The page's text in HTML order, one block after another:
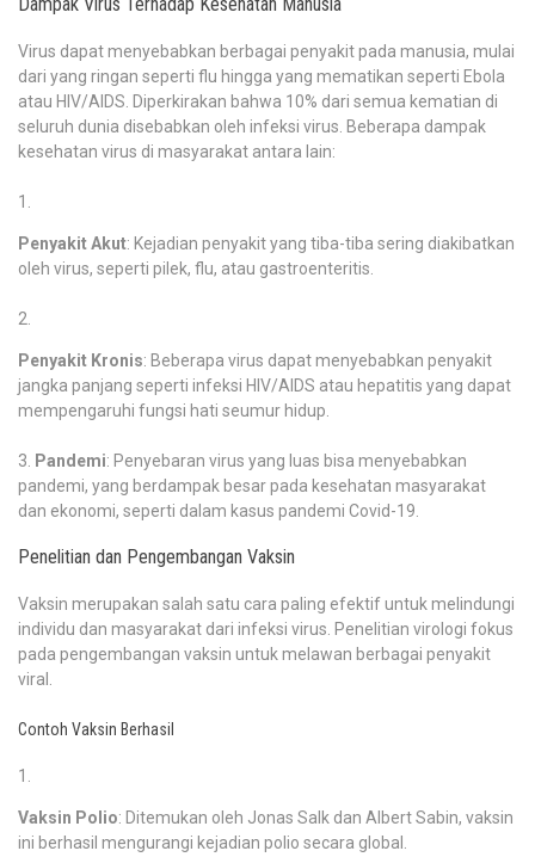
Dampak Virus Terhadap Kesehatan Manusia
Virus dapat menyebabkan berbagai penyakit pada manusia, mulai
dari yang ringan seperti flu hingga yang mematikan seperti Ebola
atau HIV/AIDS. Diperkirakan bahwa 10% dari semua kematian di
seluruh dunia disebabkan oleh infeksi virus. Beberapa dampak
kesehatan virus di masyarakat antara lain:
Penyakit Akut: Kejadian penyakit yang tiba-tiba sering diakibatkan
oleh virus, seperti pilek, flu, atau gastroenteritis.
Penyakit Kronis: Beberapa virus dapat menyebabkan penyakit
jangka panjang seperti infeksi HIV/AIDS atau hepatitis yang dapat
mempengaruhi fungsi hati seumur hidup.
Pandemi: Penyebaran virus yang luas bisa menyebabkan
pandemi, yang berdampak besar pada kesehatan masyarakat
dan ekonomi, seperti dalam kasus pandemi Covid-19.
Penelitian dan Pengembangan Vaksin
Vaksin merupakan salah satu cara paling efektif untuk melindungi
individu dan masyarakat dari infeksi virus. Penelitian virologi fokus
pada pengembangan vaksin untuk melawan berbagai penyakit
viral.
Contoh Vaksin Berhasil
Vaksin Polio: Ditemukan oleh Jonas Salk dan Albert Sabin, vaksin
ini berhasil mengurangi kejadian polio secara global.